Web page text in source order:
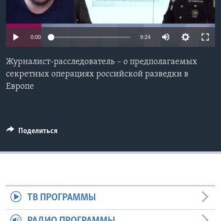
Learning English
Языки
0:00 9:24
Журналист-расследователь – о предполагаемых
секретных операциях российской разведки в
Европе
Поделиться
ТВ ПРОГРАММЫ